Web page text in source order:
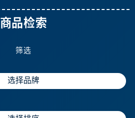
商品检索
筛选
选择品牌